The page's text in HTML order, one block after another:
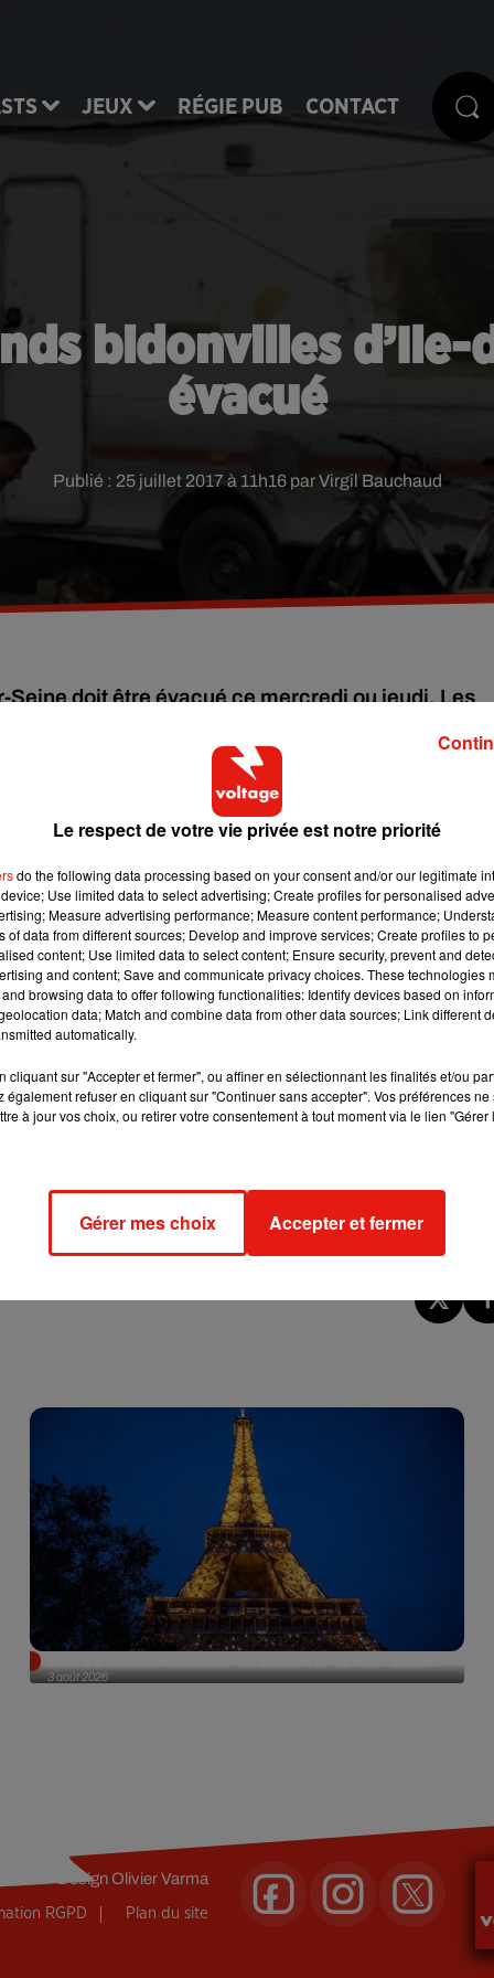
JEUX RÉGIE PUB CONTACT
bidonvilles
évacué
Publié : 25 juillet 2017 à 11h16 par Virgil Bauchaud
doit être évacué ce mercredi ou jeudi. Les
temps accueillies à l'hôtel.
a indiqué l’évacuation imminente du campement de roms
26 ou jeudi 27 juillet. Afin d’assurer le bon déroulement
Au total, ce sont 300 personnes qui vivent sur place.
devenu insalubre. Une récente étude pointait du doigt la
Au milieu des caravanes, des détritus envahissent
rats, sans eau ni électricité. Des conditions d’hygiènes qui
partie du campement.
centrale reste celle du relogement. Pendant les deux
Dans l’attente d’un logement social, 48 d’entre elles iront
l’issue de la période passée à l’hôtel, la situation s’annonce
pourraient se retrouver à la rue. Une situation qui mobilisent
3 août 2026
DesignOlivier Varma
RGPD Plan du site
Le respect de votre vie privée est notre priorité
do the following data processing based on your consent and/or our legitimate
Use limited data to select advertising; Create profiles for personalised
Measure advertising performance; Measure content performance;
of data from different sources; Develop and improve services; Create profiles to
content; Use limited data to select content; Ensure security, prevent and
and content; Save and communicate privacy choices. These technologies
browsing data to offer following functionalities: Identify devices based on
data; Match and combine data from other data sources; Link different
automatically.
cliquant sur "Accepter et fermer", ou affiner en sélectionnant les finalités et/ou
également refuser en cliquant sur "Continuer sans accepter". Vos préférences
à jour vos choix, ou retirer votre consentement à tout moment via le lien
Gérer mes choix Accepter et fermer